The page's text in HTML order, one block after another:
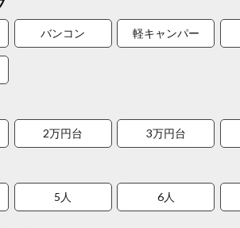
バンコン 軽キャンパー
2万円台 3万円台
5人 6人